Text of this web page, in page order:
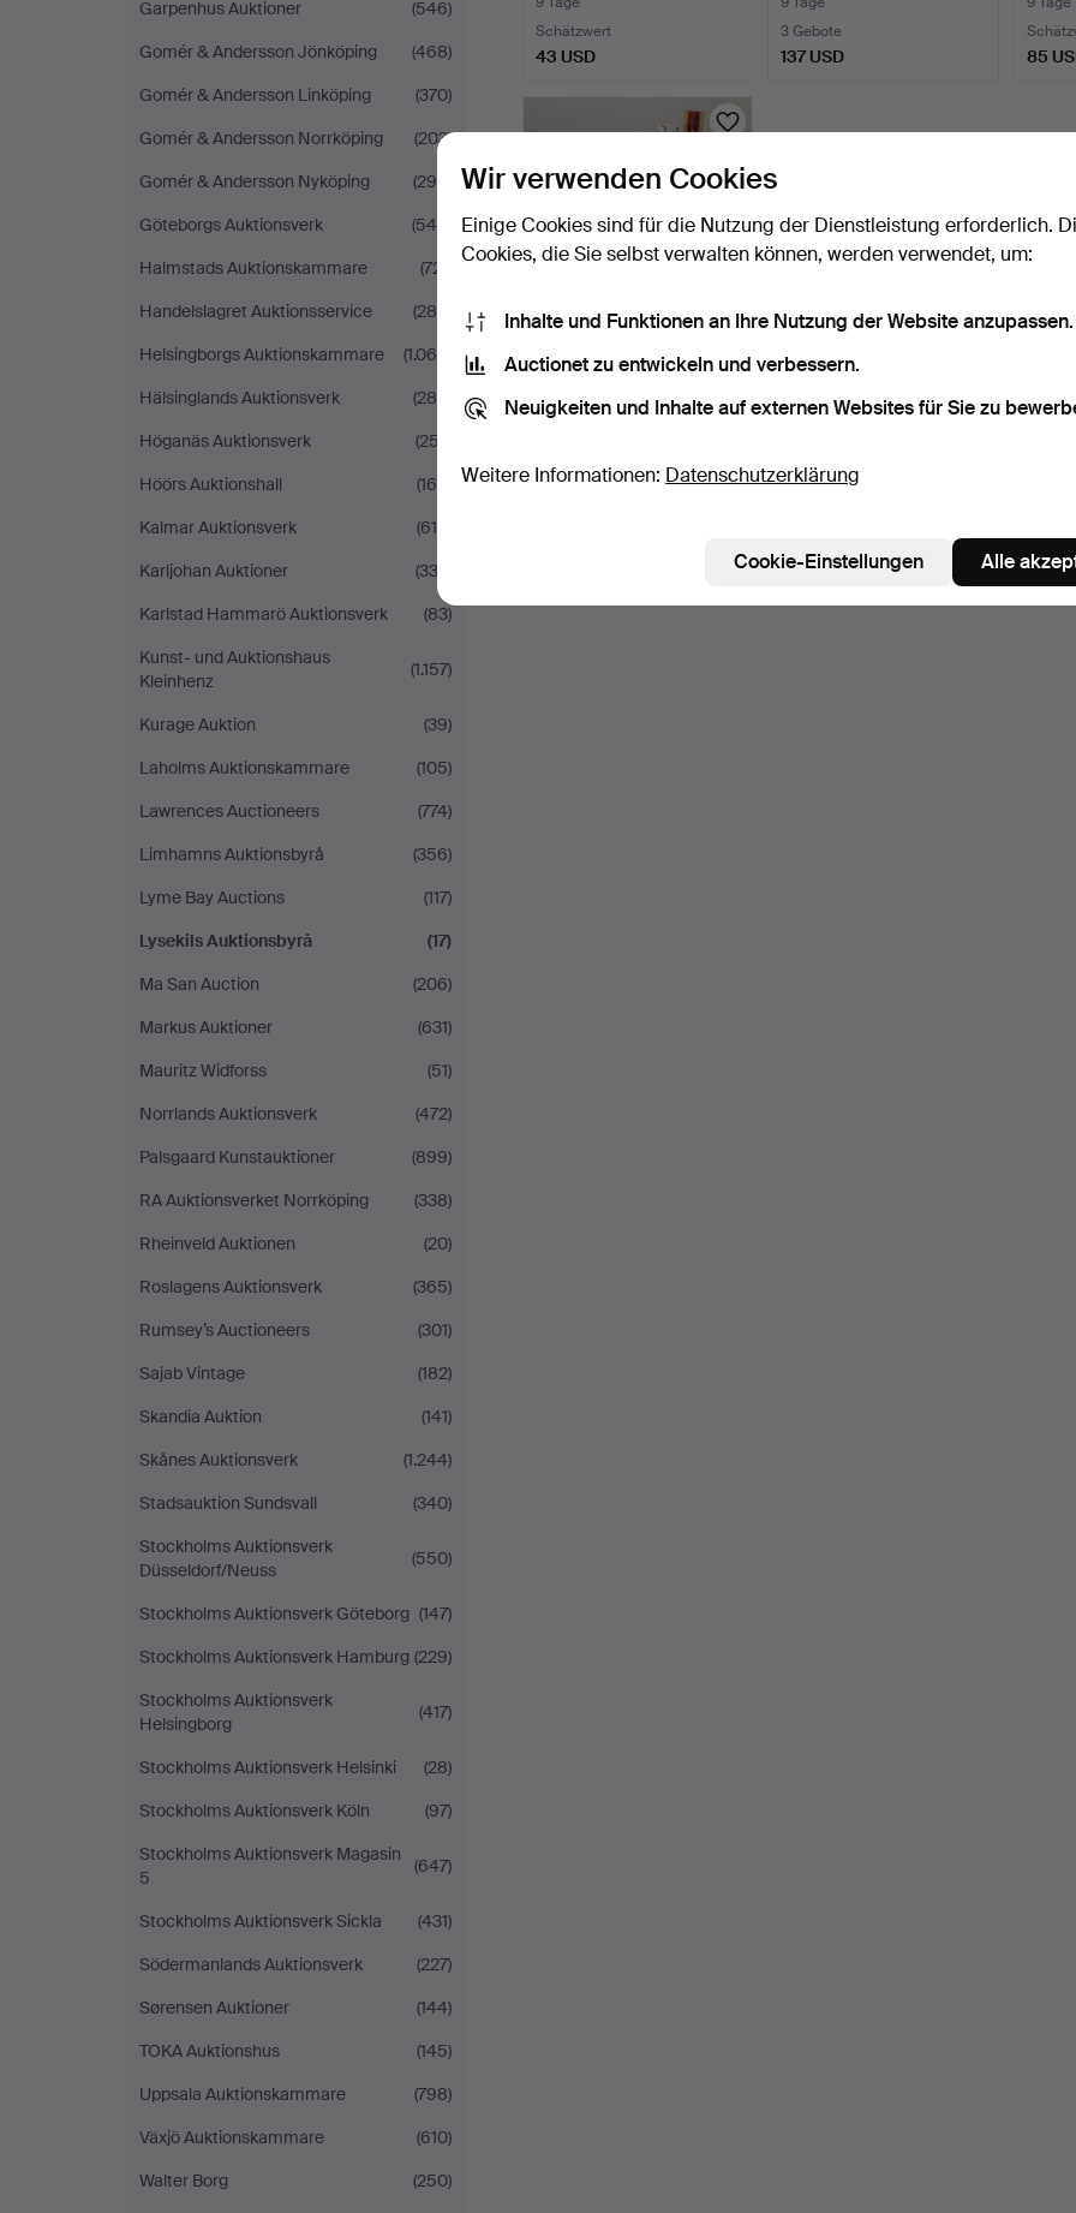
Garpenhus Auktioner
(546)
Gomér & Andersson Jönköping
(468)
Gomér & Andersson Linköping
(370)
Gomér & Andersson Norrköping
(203)
Gomér & Andersson Nyköping
(299)
Göteborgs Auktionsverk
(545)
Halmstads Auktionskammare
(721)
Handelslagret Auktionsservice
(285)
Helsingborgs Auktionskammare
(1.060)
Hälsinglands Auktionsverk
(288)
Höganäs Auktionsverk
(257)
Höörs Auktionshall
(164)
Kalmar Auktionsverk
(618)
Karljohan Auktioner
(333)
Karlstad Hammarö Auktionsverk
(83)
Kunst- und Auktionshaus
Kleinhenz
(1.157)
Kurage Auktion
(39)
Laholms Auktionskammare
(105)
Lawrences Auctioneers
(774)
Limhamns Auktionsbyrå
(356)
Lyme Bay Auctions
(117)
Lysekils Auktionsbyrå
(17)
Ma San Auction
(206)
Markus Auktioner
(631)
Mauritz Widforss
(51)
Norrlands Auktionsverk
(472)
Palsgaard Kunstauktioner
(899)
RA Auktionsverket Norrköping
(338)
Rheinveld Auktionen
(20)
Roslagens Auktionsverk
(365)
Rumsey’s Auctioneers
(301)
Sajab Vintage
(182)
Skandia Auktion
(141)
Skånes Auktionsverk
(1.244)
Stadsauktion Sundsvall
(340)
Stockholms Auktionsverk
Düsseldorf/Neuss
(550)
Stockholms Auktionsverk Göteborg (147)
Stockholms Auktionsverk Hamburg (229)
Stockholms Auktionsverk
Helsingborg
(417)
Stockholms Auktionsverk Helsinki
(28)
Stockholms Auktionsverk Köln
(97)
Stockholms Auktionsverk Magasin
5
(647)
Stockholms Auktionsverk Sickla
(431)
Södermanlands Auktionsverk
(227)
Sørensen Auktioner
(144)
TOKA Auktionshus
(145)
Uppsala Auktionskammare
(798)
Växjö Auktionskammare
(610)
Walter Borg
(250)
Schätzwert
43 USD
3 Gebote
137 USD 85
ÄLTERES KONVOLUT
GLAS UND
BLECHDOSEN.
11 Tage
Beendete Auktionen aus unserem Archiv
Wir verwenden Cookies
Einige Cookies sind für die Nutzung der Dienstleistung erforderlich.
Cookies, die Sie selbst verwalten können, werden verwendet, um:
Inhalte und Funktionen an Ihre Nutzung der Website anzupassen.
Auctionet zu entwickeln und verbessern.
Neuigkeiten und Inhalte auf externen Websites für Sie zu
Weitere Informationen: Datenschutzerklärung
Cookie-Einstellungen Alle